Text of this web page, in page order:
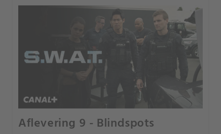
Aflevering 9 - Blindspots